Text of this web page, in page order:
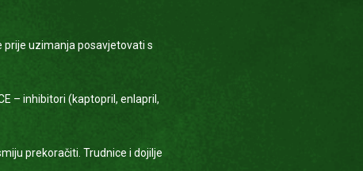
prije uzimanja posavjetovati s
– inhibitori (kaptopril, enlapril,
prekoračiti. Trudnice i dojilje